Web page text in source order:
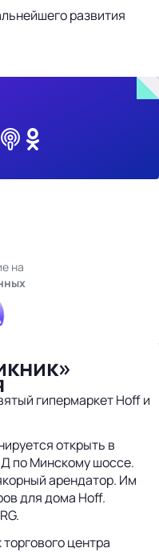
развития
на
гипермаркет Hoff и
открыть в
по Минскому шоссе.
арендатор. Им
для дома Hoff.
центра